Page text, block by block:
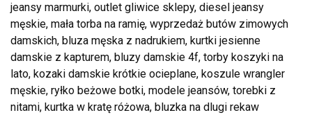
jeansy marmurki, outlet gliwice sklepy, diesel jeansy
męskie, mała torba na ramię, wyprzedaż butów zimowych
damskich, bluza męska z nadrukiem, kurtki jesienne
damskie z kapturem, bluzy damskie 4f, torby koszyki na
lato, kozaki damskie krótkie ocieplane, koszule wrangler
męskie, ryłko beżowe botki, modele jeansów, torebki z
nitami, kurtka w kratę różowa, bluzka na dlugi rekaw